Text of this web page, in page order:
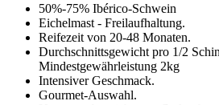
50%-75% Ibérico-Schwein
Eichelmast - Freilaufhaltung.
Reifezeit von 20-48 Monaten.
Durchschnittsgewicht pro 1/2
Mindestgewährleistung 2kg
Intensiver Geschmack.
Gourmet-Auswahl.